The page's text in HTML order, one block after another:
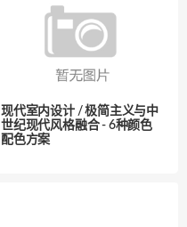
现代室内设计 / 极简主义与中
世纪现代风格融合 - 6种颜色
配色方案